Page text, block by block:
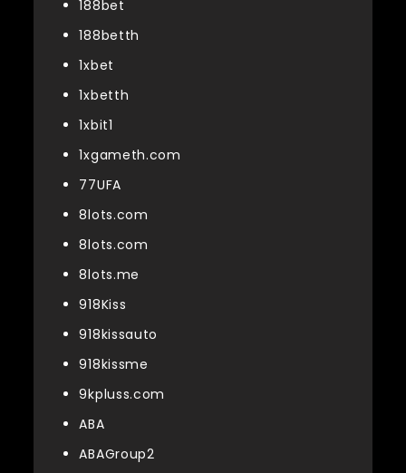
188bet
188betth
1xbet
1xbetth
1xbit1
1xgameth.com
77UFA
8lots.com
8lots.com
8lots.me
918Kiss
918kissauto
918kissme
9kpluss.com
ABA
ABAGroup2